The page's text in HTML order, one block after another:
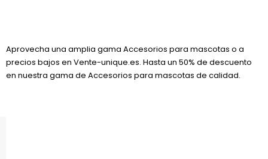
Aprovecha una amplia gama Accesorios para mascotas o a
precios bajos en Vente-unique.es. Hasta un 50% de descuento
en nuestra gama de Accesorios para mascotas de calidad.